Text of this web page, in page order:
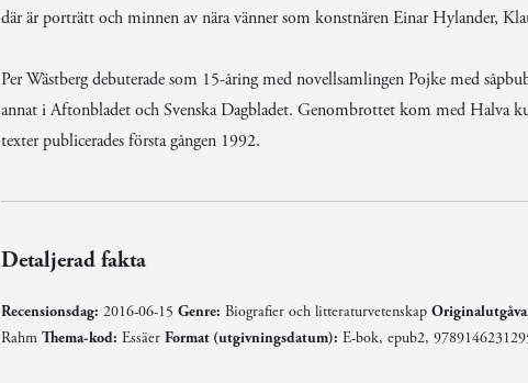
där är porträtt och minnen av nära vänner som konstnären Einar Hylander,
Per Wästberg debuterade som 15-åring med novellsamlingen Pojke med
annat i Aftonbladet och Svenska Dagbladet. Genombrottet kom med Halva
texter publicerades första gången 1992.
Detaljerad fakta
Recensionsdag: 2016-06-15 Genre: Biografier och litteraturvetenskap
Rahm Thema-kod: Essäer Format (utgivningsdatum): E-bok, epub2,